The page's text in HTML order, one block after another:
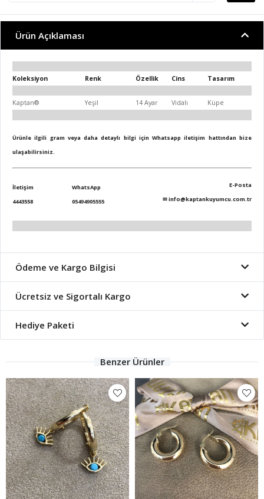
Ürün Açıklaması
Koleksiyon Renk Özellik Cins Tasarım
Kaptan® Yeşil 14 Ayar Vidalı Küpe
Ürünle ilgili gram veya daha detaylı bilgi için Whatsapp iletişim hattından bize
ulaşabilirsiniz.
İletişim
4443558
WhatsApp
05494905555
E-Posta
✉info@kaptankuyumcu.com.tr
Ödeme ve Kargo Bilgisi
Ücretsiz ve Sigortalı Kargo
Hediye Paketi
Benzer Ürünler